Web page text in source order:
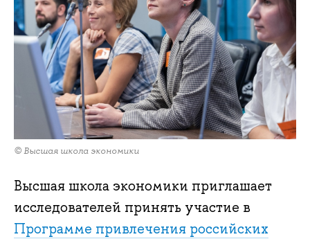
© Высшая школа экономики
Высшая школа экономики приглашает
исследователей принять участие в
Программе привлечения российских